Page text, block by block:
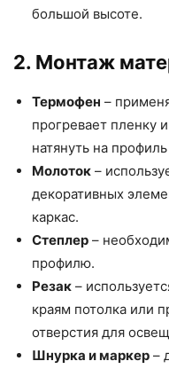
большой высоте.
2. Монтаж
Термофен –
прогревает пленку
натянуть на
Молоток –
декоративных
каркас.
Степлер –
профилю.
Резак –
краям потолка или
отверстия для
Шнурка и маркер –